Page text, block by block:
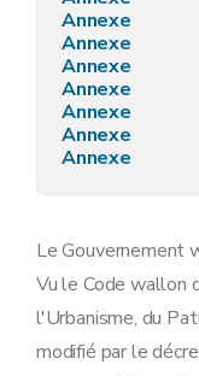
Annexe
Annexe
Annexe
Annexe
Annexe
Annexe
Annexe
Le Gouvernement
Vu le Code wallon
l'Urbanisme, du
modifié par le